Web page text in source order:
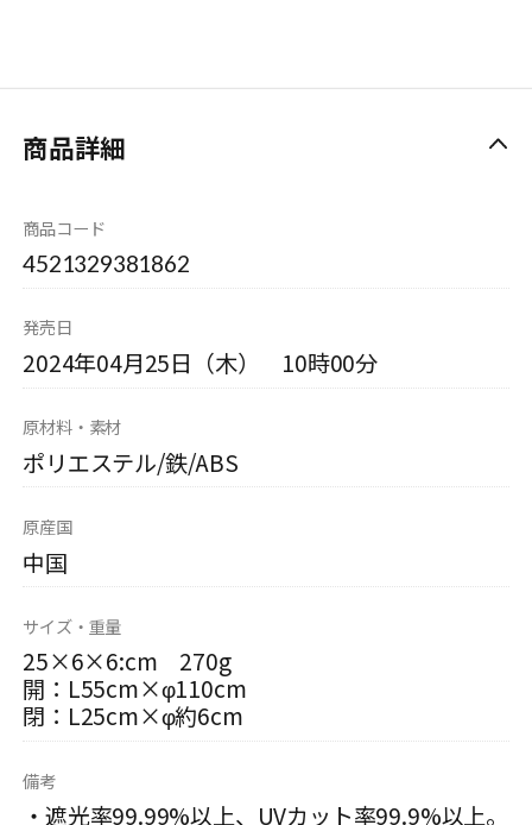
商品詳細
商品コード
4521329381862
発売日
2024年04月25日（木） 10時00分
原材料・素材
ポリエステル/鉄/ABS
原産国
中国
サイズ・重量
25×6×6:cm 270g
開：L55cm×φ110cm
閉：L25cm×φ約6cm
備考
・遮光率99.99%以上、UVカット率99.9%以上。